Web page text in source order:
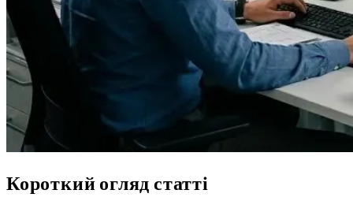
Короткий огляд статті